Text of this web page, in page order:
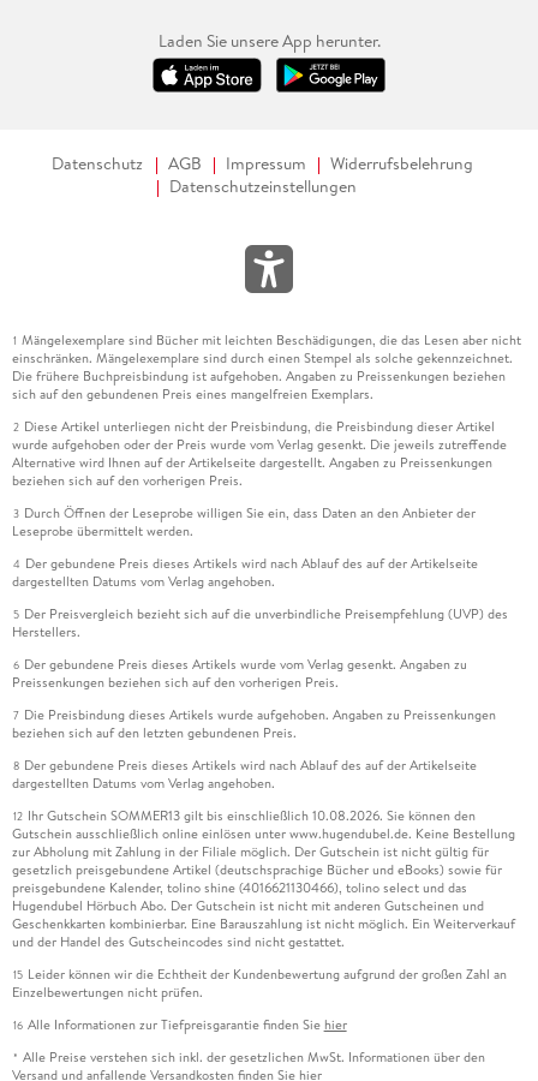
Laden Sie unsere App herunter.
Datenschutz AGB Impressum
Widerrufsbelehrung
Datenschutzeinstellungen
1 Mängelexemplare sind Bücher mit leichten Beschädigungen, die das Lesen aber nicht
einschränken. Mängelexemplare sind durch einen Stempel als solche gekennzeichnet.
Die frühere Buchpreisbindung ist aufgehoben. Angaben zu Preissenkungen beziehen
sich auf den gebundenen Preis eines mangelfreien Exemplars.
2 Diese Artikel unterliegen nicht der Preisbindung, die Preisbindung dieser Artikel
wurde aufgehoben oder der Preis wurde vom Verlag gesenkt. Die jeweils zutreffende
Alternative wird Ihnen auf der Artikelseite dargestellt. Angaben zu Preissenkungen
beziehen sich auf den vorherigen Preis.
3 Durch Öffnen der Leseprobe willigen Sie ein, dass Daten an den Anbieter der
Leseprobe übermittelt werden.
4 Der gebundene Preis dieses Artikels wird nach Ablauf des auf der Artikelseite
dargestellten Datums vom Verlag angehoben.
5 Der Preisvergleich bezieht sich auf die unverbindliche Preisempfehlung (UVP) des
Herstellers.
6 Der gebundene Preis dieses Artikels wurde vom Verlag gesenkt. Angaben zu
Preissenkungen beziehen sich auf den vorherigen Preis.
7 Die Preisbindung dieses Artikels wurde aufgehoben. Angaben zu Preissenkungen
beziehen sich auf den letzten gebundenen Preis.
8 Der gebundene Preis dieses Artikels wird nach Ablauf des auf der Artikelseite
dargestellten Datums vom Verlag angehoben.
12 Ihr Gutschein SOMMER13 gilt bis einschließlich 10.08.2026. Sie können den
Gutschein ausschließlich online einlösen unter www.hugendubel.de. Keine Bestellung
zur Abholung mit Zahlung in der Filiale möglich. Der Gutschein ist nicht gültig für
gesetzlich preisgebundene Artikel (deutschsprachige Bücher und eBooks) sowie für
preisgebundene Kalender, tolino shine (4016621130466), tolino select und das
Hugendubel Hörbuch Abo. Der Gutschein ist nicht mit anderen Gutscheinen und
Geschenkkarten kombinierbar. Eine Barauszahlung ist nicht möglich. Ein Weiterverkauf
und der Handel des Gutscheincodes sind nicht gestattet.
15 Leider können wir die Echtheit der Kundenbewertung aufgrund der großen Zahl an
Einzelbewertungen nicht prüfen.
16 Alle Informationen zur Tiefpreisgarantie finden Sie hier
* Alle Preise verstehen sich inkl. der gesetzlichen MwSt. Informationen über den
Versand und anfallende Versandkosten finden Sie hier